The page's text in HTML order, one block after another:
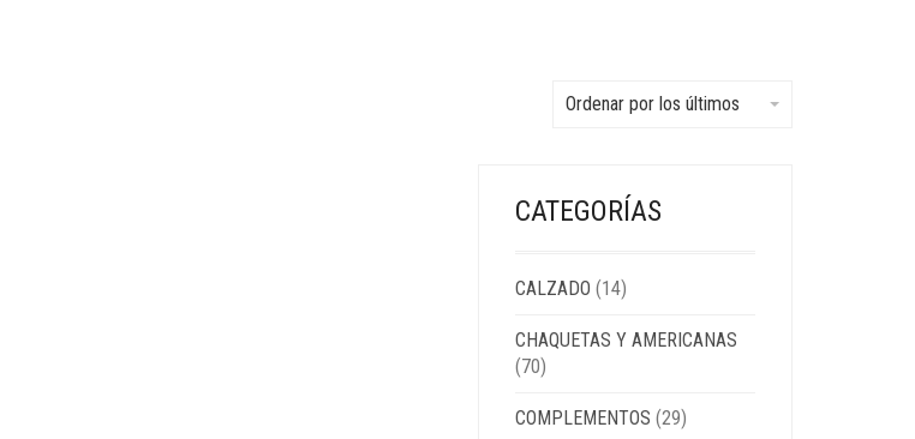
Ordenar por los últimos
CATEGORÍAS
CALZADO (14)
CHAQUETAS Y AMERICANAS
(70)
COMPLEMENTOS (29)